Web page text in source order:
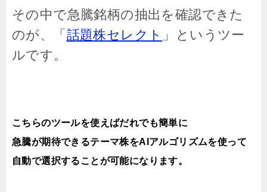
その中で急騰銘柄の抽出を確認できた
のが、「 話題株セレクト 」というツー
ルです。
こちらのツールを使えばだれでも簡単に
急騰が期待できるテーマ株をAIアルゴリズムを使って
自動で選択することが可能になります。